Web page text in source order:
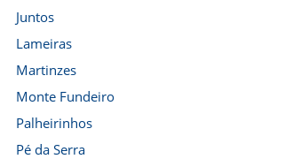
Juntos
Lameiras
Martinzes
Monte Fundeiro
Palheirinhos
Pé da Serra